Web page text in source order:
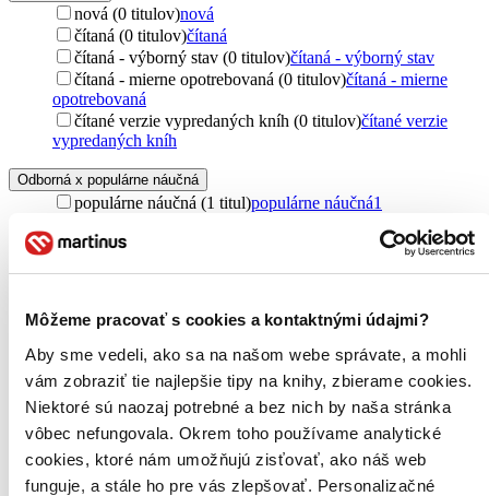
Môžeme pracovať s cookies a kontaktnými údajmi?
Aby sme vedeli, ako sa na našom webe správate, a mohli
vám zobraziť tie najlepšie tipy na knihy, zbierame cookies.
Niektoré sú naozaj potrebné a bez nich by naša stránka
vôbec nefungovala. Okrem toho používame analytické
cookies, ktoré nám umožňujú zisťovať, ako náš web
funguje, a stále ho pre vás zlepšovať. Personalizačné
nová (0 titulov)nová
čítaná (0 titulov)čítaná
čítaná - výborný stav (0 titulov)čítaná - výborný stav
čítaná - mierne opotrebovaná (0 titulov)čítaná - mierne
opotrebovaná
čítané verzie vypredaných kníh (0 titulov)čítané verzie
vypredaných kníh
Odborná x populárne náučná
populárne náučná (1 titul)populárne náučná1
Jazyk
čaj (1 titul)čaj 1
zaujímavosti (1 titul)zaujímavosti1
Pre koho
pre deti a mládež (1 titul)pre deti a mládež1
Pôvod
Slovensko (1 titul) Slovensko